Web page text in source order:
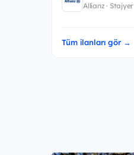
Allianz · Stajyer
Tüm ilanları gör →